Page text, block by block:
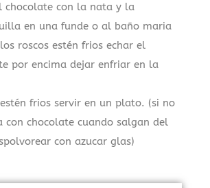
chocolate con la nata y la
en una funde o al baño maria
roscos estén frios echar el
por encima dejar enfriar en la
frios servir en un plato. (si no
con chocolate cuando salgan del
con azucar glas)